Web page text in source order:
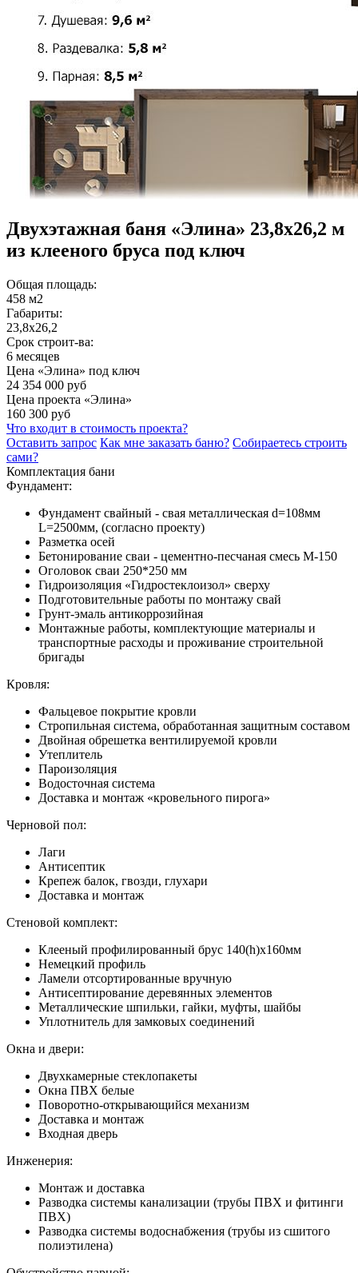
Двухэтажная баня «Элина» 23,8x26,2 м
из клееного бруса под ключ
Общая площадь:
458 м2
Габариты:
23,8х26,2
Срок строит-ва:
6 месяцев
Цена «Элина» под ключ
24 354 000 руб
Цена проекта «Элина»
160 300 руб
Что входит в стоимость проекта?
Оставить запрос Как мне заказать баню? Собираетесь строить
сами?
Комплектация бани
Фундамент:
Фундамент свайный - свая металлическая d=108мм
L=2500мм, (согласно проекту)
Разметка осей
Бетонирование сваи - цементно-песчаная смесь М-150
Оголовок сваи 250*250 мм
Гидроизоляция «Гидростеклоизол» сверху
Подготовительные работы по монтажу свай
Грунт-эмаль антикоррозийная
Монтажные работы, комплектующие материалы и
транспортные расходы и проживание строительной
бригады
Кровля:
Фальцевое покрытие кровли
Стропильная система, обработанная защитным составом
Двойная обрешетка вентилируемой кровли
Утеплитель
Пароизоляция
Водосточная система
Доставка и монтаж «кровельного пирога»
Черновой пол:
Лаги
Антисептик
Крепеж балок, гвозди, глухари
Доставка и монтаж
Стеновой комплект:
Клееный профилированный брус 140(h)x160мм
Немецкий профиль
Ламели отсортированные вручную
Антисептирование деревянных элементов
Металлические шпильки, гайки, муфты, шайбы
Уплотнитель для замковых соединений
Окна и двери:
Двухкамерные стеклопакеты
Окна ПВХ белые
Поворотно-открывающийся механизм
Доставка и монтаж
Входная дверь
Инженерия:
Монтаж и доставка
Разводка системы канализации (трубы ПВХ и фитинги
ПВХ)
Разводка системы водоснабжения (трубы из сшитого
полиэтилена)